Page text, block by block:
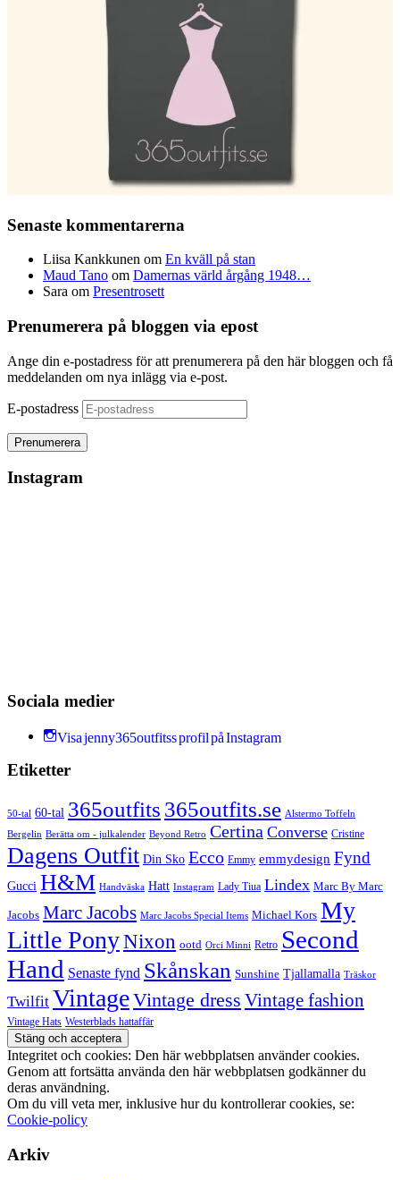
Senaste kommentarerna
Liisa Kankkunen om En kväll på stan
Maud Tano om Damernas värld årgång 1948…
Sara om Presentrosett
Prenumerera på bloggen via epost
Ange din e-postadress för att prenumerera på den här bloggen och få
meddelanden om nya inlägg via e-post.
E-postadress
Instagram
Sociala medier
Visa jenny365outfitss profil på Instagram
Etiketter
50-tal 60-tal 365outfits 365outfits.se Alstermo Toffeln
Bergelin Berätta om - julkalender Beyond Retro Certina Converse Cristine
Dagens Outfit Din Sko Ecco Emmy emmydesign Fynd
Gucci H&M Handväska Hatt Instagram Lady Tiua Lindex Marc By Marc
Jacobs Marc Jacobs Marc Jacobs Special Items Michael Kors My
Little PonyNixon ootd Orci Minni Retro Second
Hand Senaste fynd Skånskan Sunshine Tjallamalla Träskor
Twilfit VintageVintage dress Vintage fashion
Vintage Hats Westerblads hattaffär
Integritet och cookies: Den här webbplatsen använder cookies.
Genom att fortsätta använda den här webbplatsen godkänner du
deras användning.
Om du vill veta mer, inklusive hur du kontrollerar cookies, se:
Cookie-policy
Arkiv